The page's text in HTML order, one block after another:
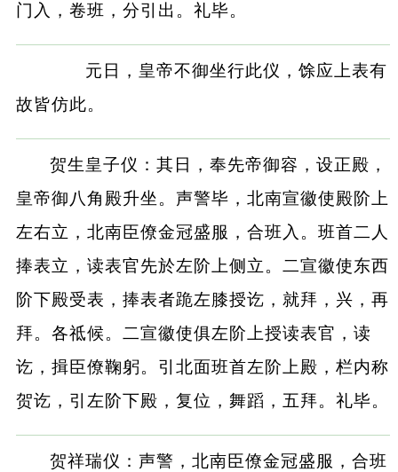
门入，卷班，分引出。礼毕。
元日，皇帝不御坐行此仪，馀应上表有
故皆仿此。
贺生皇子仪：其日，奉先帝御容，设正殿，
皇帝御八角殿升坐。声警毕，北南宣徽使殿阶上
左右立，北南臣僚金冠盛服，合班入。班首二人
捧表立，读表官先於左阶上侧立。二宣徽使东西
阶下殿受表，捧表者跪左膝授讫，就拜，兴，再
拜。各祗候。二宣徽使俱左阶上授读表官，读
讫，揖臣僚鞠躬。引北面班首左阶上殿，栏内称
贺讫，引左阶下殿，复位，舞蹈，五拜。礼毕。
贺祥瑞仪：声警，北南臣僚金冠盛服，合班